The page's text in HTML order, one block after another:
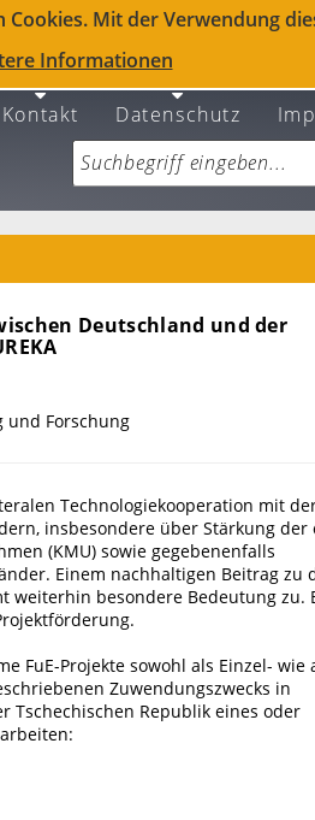
Mit der Verwendung
Informationen
Kontakt Datenschutz
Deutschland und der
Forschung
Technologiekooperation mit
insbesondere über Stärkung der
(KMU) sowie gegebenenfalls
Einem nachhaltigen Beitrag zu
weiterhin besondere Bedeutung zu.
FuE-Projekte sowohl als Einzel- wie
Zuwendungszwecks in
Republik eines oder